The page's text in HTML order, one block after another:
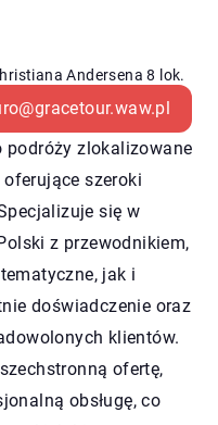
Andersena 8 lok.
zlokalizowane
szeroki
się w
z przewodnikiem,
jak i
doświadczenie oraz
klientów.
ofertę,
obsługę, co